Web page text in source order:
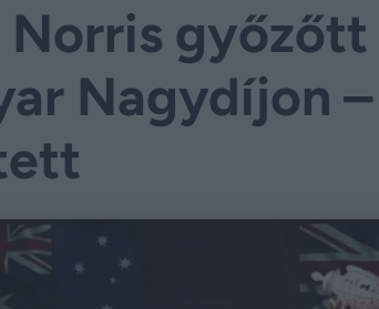
Norris
Nagydíjon